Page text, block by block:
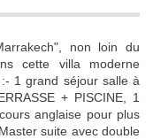
non loin du
cette villa moderne
1 grand séjour salle à
+ PISCINE, 1
anglaise pour plus
suite avec double